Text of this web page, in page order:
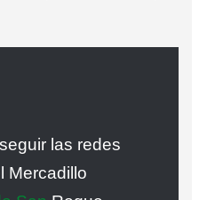
las redes
Mercadillo